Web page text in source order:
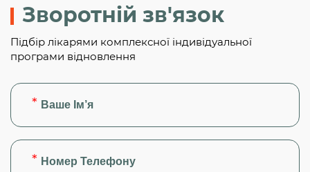
Зворотній зв'язок
Підбір лікарями комплексної індивідуальної
програми відновлення